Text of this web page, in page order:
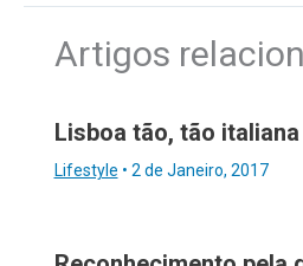
Artigos
Lisboa tão, tão italiana
Lifestyle • 2 de Janeiro, 2017